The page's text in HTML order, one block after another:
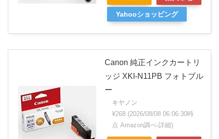
Yahooショッピング
Canon 純正インクカートリ
ッジ XKI-N11PB フォトブル
ー
キヤノン
¥268 (2026/08/08 06:06:30時
点 Amazon調べ-詳細)